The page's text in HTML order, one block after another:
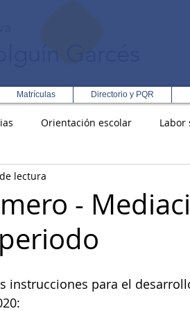
Matrículas Directorio y PQR
Orientación escolar Labor
Integral en Turismo
Rectoría Democracia
-
lectura
instrucciones para el